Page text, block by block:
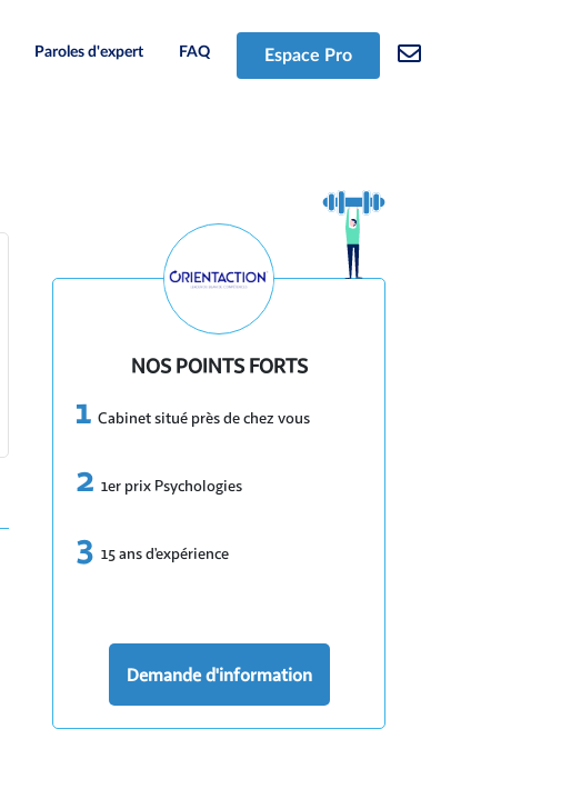
Paroles d'expert FAQ Espace Pro
NOS POINTS FORTS
Cabinet situé près de chez vous
1er prix Psychologies
15 ans d’expérience
Demande d'information